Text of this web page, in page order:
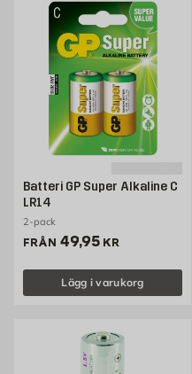
Batteri GP Super Alkaline C
LR14
2-pack
FRÅN Pris 49.95 kr
49,95 KR
Lägg i varukorg